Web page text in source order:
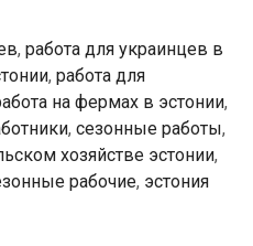
, работа для украинцев в
, работа для
на фермах в эстонии,
, сезонные работы,
хозяйстве эстонии,
рабочие, эстония